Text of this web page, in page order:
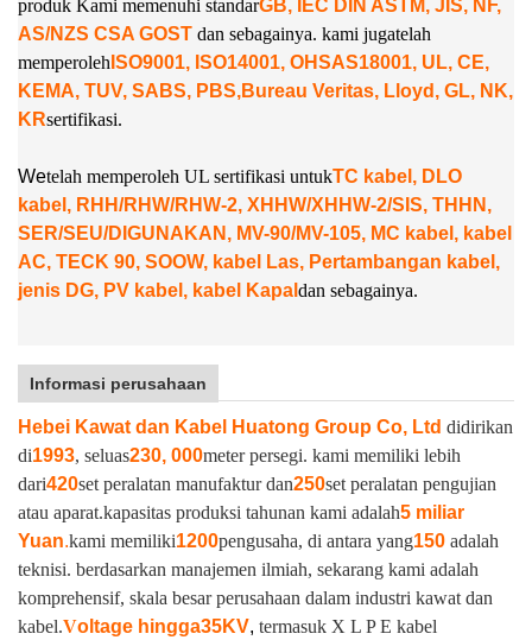
produk Kami memenuhi standarGB, IEC DIN ASTM, JIS, NF,
AS/NZS CSA GOST dan sebagainya. kami jugatelah
memperoleh ISO9001, ISO14001, OHSAS18001, UL, CE,
KEMA, TUV, SABS, PBS,Bureau Veritas, Lloyd, GL, NK,
KRsertifikasi.
Wetelah memperoleh UL sertifikasi untukTC kabel, DLO
kabel, RHH/RHW/RHW-2, XHHW/XHHW-2/SIS, THHN,
SER/SEU/DIGUNAKAN, MV-90/MV-105, MC kabel, kabel
AC, TECK 90, SOOW, kabel Las, Pertambangan kabel,
jenis DG, PV kabel, kabel Kapal dan sebagainya.
Informasi perusahaan
Hebei Kawat dan Kabel Huatong Group Co, Ltd didirikan
di1993, seluas230, 000meter persegi. kami memiliki lebih
dari420set peralatan manufaktur dan250set peralatan pengujian
atau aparat.kapasitas produksi tahunan kami adalah5 miliar
Yuan.kami memiliki1200pengusaha, di antara yang150 adalah
teknisi. berdasarkan manajemen ilmiah, sekarang kami adalah
komprehensif, skala besar perusahaan dalam industri kawat dan
kabel.Voltage hingga35KV, termasuk X L P E kabel